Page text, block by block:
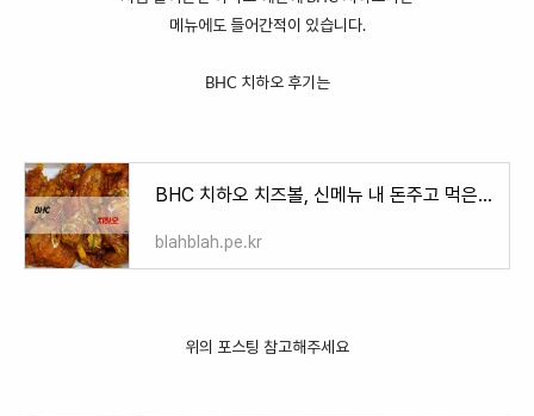
메뉴에도 들어간적이 있습니다.
BHC 치하오 후기는
BHC 치하오 치즈볼, 신메뉴 내 돈주고 먹은 솔직후기
blahblah.pe.kr
위의 포스팅 참고해주세요